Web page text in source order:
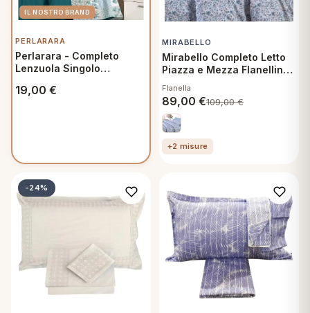
PERLARARA
Perlarara - Completo
Lenzuola Singolo
Primavera Verde
19,00 €
MIRABELLO
Mirabello Completo Letto
Piazza e Mezza Flanellina
Flanella di Cotone
Flanella
89,00 €109,00€
+2 misure
-24%